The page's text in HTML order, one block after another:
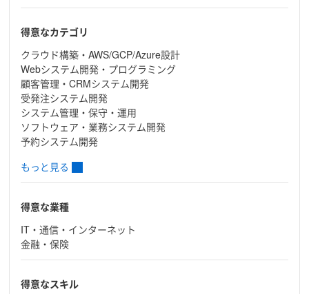
得意なカテゴリ
クラウド構築・AWS/GCP/Azure設計
Webシステム開発・プログラミング
顧客管理・CRMシステム開発
受発注システム開発
システム管理・保守・運用
ソフトウェア・業務システム開発
予約システム開発
もっと見る
得意な業種
IT・通信・インターネット
金融・保険
得意なスキル